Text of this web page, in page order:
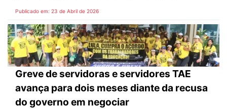
Publicado em: 23 de Abril de 2026
Greve de servidoras e servidores TAE
avança para dois meses diante da recusa
do governo em negociar